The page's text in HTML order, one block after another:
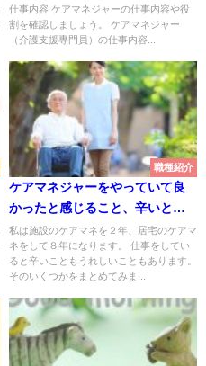
仕事内容 ケアマネジャーの仕事内容や役
割を確認しましょう。 ケアマネジャー
（介護支援専門員）の仕事内容...
職種紹介
ケアマネジャーをやっていて良
かったと感じること、辛いと感
じる時
私は施設のケアマネを２年、居宅のケアマ
ネをして８年になります。 仕事をしてい
ると辛いこともうれしいこともあります。
そのいくつかをまとめてみま...